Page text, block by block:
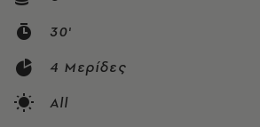
30'
4 Μερίδες
All